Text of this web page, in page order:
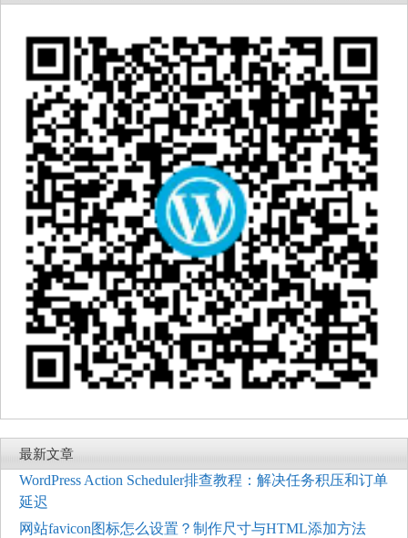
最新文章
WordPress Action Scheduler排查教程：解决任务积压和订单
延迟
网站favicon图标怎么设置？制作尺寸与HTML添加方法